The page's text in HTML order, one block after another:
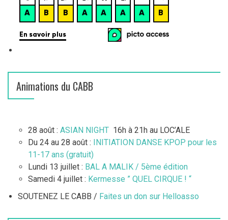
Animations du CABB
28 août : ASIAN NIGHT 16h à 21h au LOC’ALE
Du 24 au 28 août :
INITIATION DANSE KPOP pour les
11-17 ans (gratuit)
Lundi 13 juillet : BAL A MALIK / 5ème édition
Samedi 4 juillet : Kermesse ” QUEL CIRQUE ! “
SOUTENEZ LE CABB / Faites un don sur Helloasso